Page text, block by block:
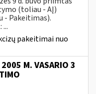
(toliau - AĮ)
- Pakeitimas).
pakeitimai nuo
M. VASARIO 3